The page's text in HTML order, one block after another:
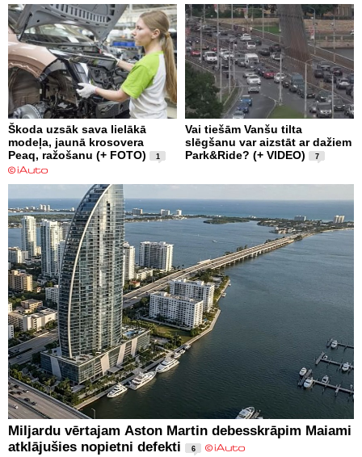
Škoda uzsāk sava lielākā
modeļa, jaunā krosovera
Peaq, ražošanu (+ FOTO)
1
Vai tiešām Vanšu tilta
slēgšanu var aizstāt ar dažiem
Park&Ride? (+ VIDEO)
7
Miljardu vērtajam Aston Martin debesskrāpim Maiami
atklājušies nopietni defekti
6